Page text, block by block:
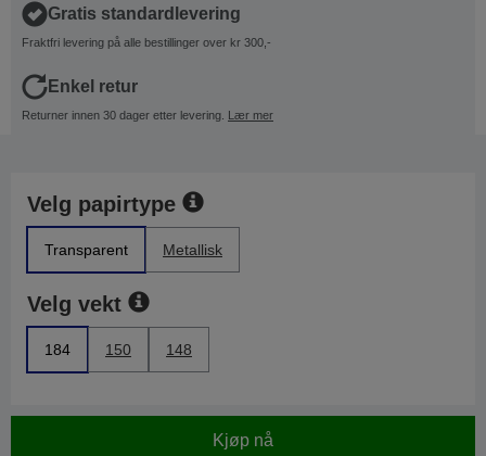
Gratis standardlevering
Fraktfri levering på alle bestillinger over kr 300,-
Enkel retur
Returner innen 30 dager etter levering. Lær mer
Velg papirtype
Transparent Metallisk
Velg vekt
184 150 148
Kjøp nå